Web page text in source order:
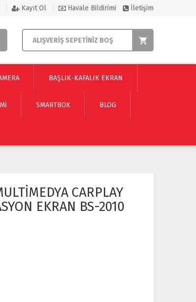
Kayıt Ol Havale Bildirimi İletişim
ALIŞVERİŞ SEPETİNİZ BOŞ
BAŞLIK-KAFALIK EKRAN
SMARTBOX BLOG
CARPLAY
EKRAN BS-2010